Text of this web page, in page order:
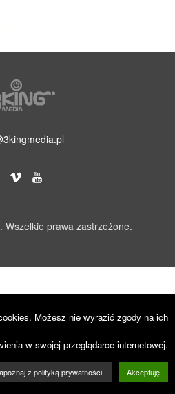
prawa zastrzeżone.
Możesz nie wyrazić zgody na ich
w swojej przeglądarce internetowej.
z polityką prywatności. Akceptuję